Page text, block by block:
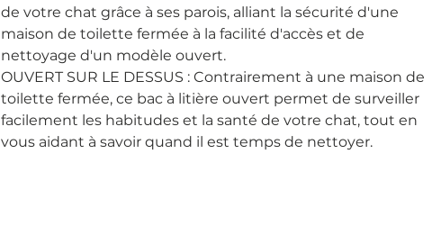
de votre chat grâce à ses parois, alliant la sécurité d'une
maison de toilette fermée à la facilité d'accès et de
nettoyage d'un modèle ouvert.
OUVERT SUR LE DESSUS : Contrairement à une maison de
toilette fermée, ce bac à litière ouvert permet de surveiller
facilement les habitudes et la santé de votre chat, tout en
vous aidant à savoir quand il est temps de nettoyer.